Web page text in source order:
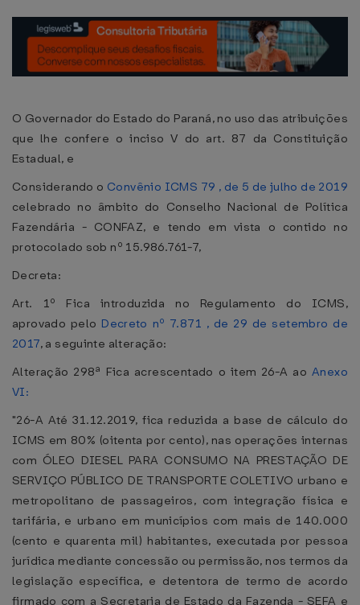
O Governador do Estado do Paraná, no uso das atribuições
que lhe confere o inciso V do art. 87 da Constituição
Estadual, e
Considerando o Convênio ICMS 79 , de 5 de julho de 2019
celebrado no âmbito do Conselho Nacional de Política
Fazendária - CONFAZ, e tendo em vista o contido no
protocolado sob nº 15.986.761-7,
Decreta:
Art. 1º Fica introduzida no Regulamento do ICMS,
aprovado pelo Decreto nº 7.871 , de 29 de setembro de
2017, a seguinte alteração:
Alteração 298ª Fica acrescentado o item 26-A aoAnexo
VI:
"26-A Até 31.12.2019, fica reduzida a base de cálculo do
ICMS em 80% (oitenta por cento), nas operações internas
com ÓLEO DIESEL PARA CONSUMO NA PRESTAÇÃO DE
SERVIÇO PÚBLICO DE TRANSPORTE COLETIVO urbano e
metropolitano de passageiros, com integração física e
tarifária, e urbano em municípios com mais de 140.000
(cento e quarenta mil) habitantes, executada por pessoa
jurídica mediante concessão ou permissão, nos termos da
legislação específica, e detentora de termo de acordo
firmado com a Secretaria de Estado da Fazenda - SEFA e